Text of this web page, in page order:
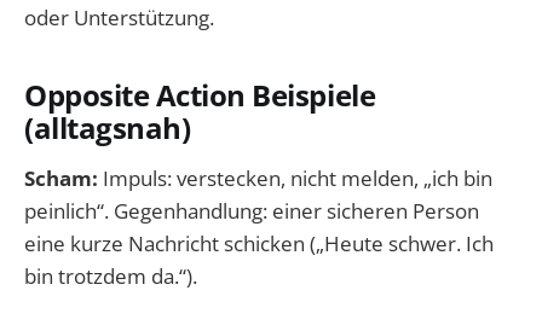
oder Unterstützung.
Opposite Action Beispiele
(alltagsnah)
Scham: Impuls: verstecken, nicht melden, „ich bin
peinlich“. Gegenhandlung: einer sicheren Person
eine kurze Nachricht schicken („Heute schwer. Ich
bin trotzdem da.“).